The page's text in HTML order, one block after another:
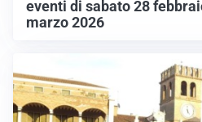
eventi di sabato 28
marzo 2026